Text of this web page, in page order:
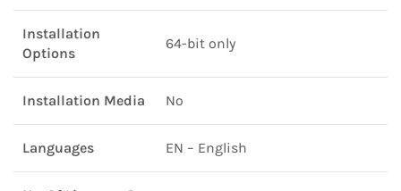
Installation
Options
64-bit only
Installation Media No
Languages EN – English